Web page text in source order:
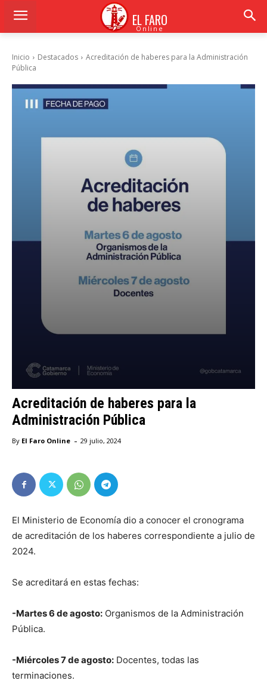
EL FARO
Online
Inicio Destacados
Acreditación de haberes para la Administración
Pública
Acreditación de haberes para la
Administración Pública
By El Faro Online - 29 julio, 2024
El Ministerio de Economía dio a conocer el cronograma
de acreditación de los haberes correspondiente a julio de
2024.
Se acreditará en estas fechas:
-Martes 6 de agosto: Organismos de la Administración
Pública.
-Miércoles 7 de agosto: Docentes, todas las
terminaciones.